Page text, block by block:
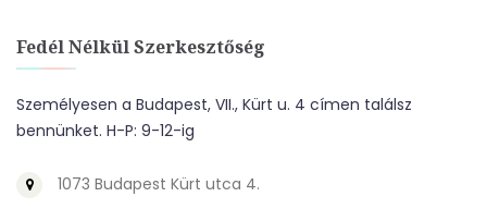
Fedél Nélkül Szerkesztőség
Személyesen a Budapest, VII., Kürt u. 4 címen találsz
bennünket. H-P: 9-12-ig
1073 Budapest Kürt utca 4.